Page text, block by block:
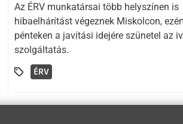
Az ÉRV munkatársai több helyszínen is
hibaelhárítást végeznek Miskolcon,
pénteken a javítási idejére szünetel az
szolgáltatás.
ÉRV